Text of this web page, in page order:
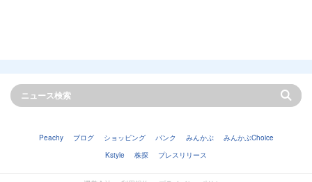
Peachy ブログ ショッピング バンク みんかぶ
みんかぶChoice
Kstyle
株探 プレスリリース